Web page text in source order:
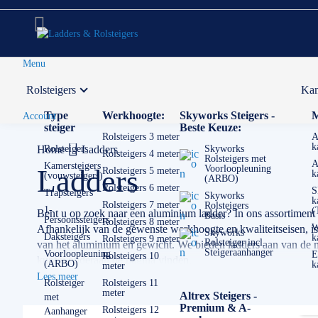
Menu
Rolsteigers
Type
steiger
Rolsteigers
Kamersteigers
(vouwsteigers)
Trapsteigers
1-
Persoonssteigers
Daksteigers
Voorloopleuning
(ARBO)
Rolsteiger
met
Aanhanger
Werkhoogte:
Rolsteigers 3 meter
Rolsteigers 4 meter
Rolsteigers 5 meter
Rolsteigers 6 meter
Rolsteigers 7 meter
Rolsteigers 8 meter
Rolsteigers 9 meter
Rolsteigers 10
meter
Rolsteigers 11
meter
Rolsteigers 12
Skyworks Steigers -
Beste Keuze:
Skyworks
Rolsteigers met
Voorloopleuning
(ARBO)
Skyworks
Rolsteigers
Basis
Skyworks
Rolsteiger incl.
Steigeraanhanger
Altrex Steigers -
Premium & A-
Account
Home Ladders
Ladders
Bent u op zoek naar een aluminium ladder? In ons
Afhankelijk van de gewenste werkhoogte en kwaliteitseisen,
van het aluminium en gewicht. We bieden ladders aan van
kunt u onderaan de pagina vinden.
Als het om ladders gaat is de keuze echt enorm. Het is erg
kleine en lichte ladder misschien het beste. Heeft u veel
Lees meer